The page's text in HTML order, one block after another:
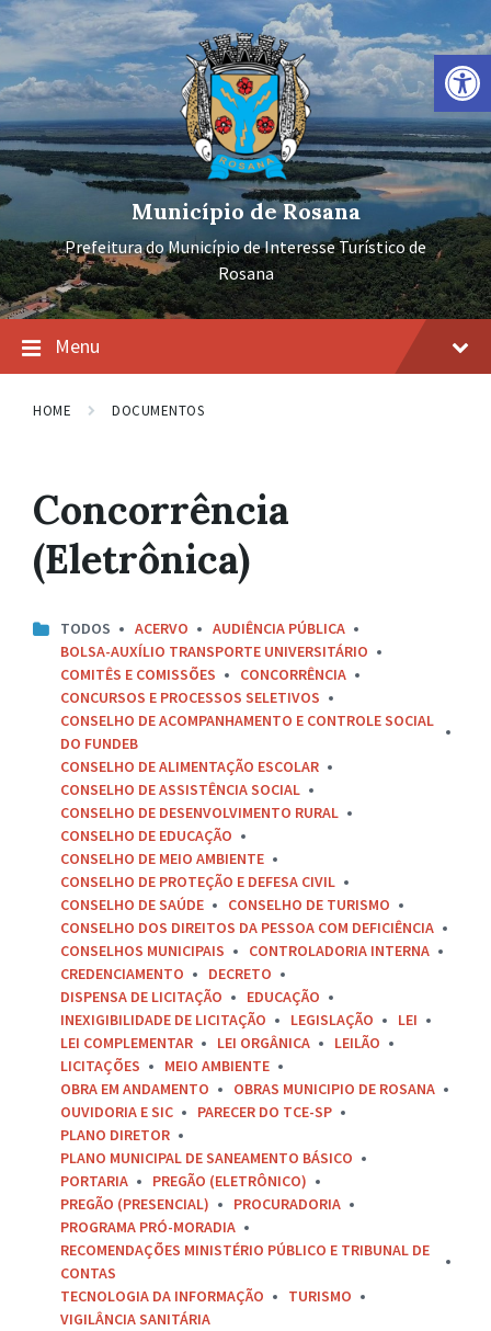
Barra de Ferramentas Aberta
Ir
para
conteúdo
Pular
para
navegação
principal
Pular
para
rodapé
Município de Rosana
Prefeitura do Município de Interesse Turístico de
Rosana
Menu
HOME DOCUMENTOS
Concorrência
(Eletrônica)
TODOS ACERVO
AUDIÊNCIA PÚBLICA
BOLSA-AUXÍLIO TRANSPORTE UNIVERSITÁRIO
COMITÊS E COMISSÕES
CONCORRÊNCIA
CONCURSOS E PROCESSOS SELETIVOS
CONSELHO DE ACOMPANHAMENTO E CONTROLE SOCIAL
DO FUNDEB
CONSELHO DE ALIMENTAÇÃO ESCOLAR
CONSELHO DE ASSISTÊNCIA SOCIAL
CONSELHO DE DESENVOLVIMENTO RURAL
CONSELHO DE EDUCAÇÃO
CONSELHO DE MEIO AMBIENTE
CONSELHO DE PROTEÇÃO E DEFESA CIVIL
CONSELHO DE SAÚDE
CONSELHO DE TURISMO
CONSELHO DOS DIREITOS DA PESSOA COM DEFICIÊNCIA
CONSELHOS MUNICIPAIS
CONTROLADORIA INTERNA
CREDENCIAMENTO
DECRETO
DISPENSA DE LICITAÇÃO
EDUCAÇÃO
INEXIGIBILIDADE DE LICITAÇÃO
LEGISLAÇÃO
LEI
LEI COMPLEMENTAR
LEI ORGÂNICA
LEILÃO
LICITAÇÕES
MEIO AMBIENTE
OBRA EM ANDAMENTO
OBRAS MUNICIPIO DE ROSANA
OUVIDORIA E SIC
PARECER DO TCE-SP
PLANO DIRETOR
PLANO MUNICIPAL DE SANEAMENTO BÁSICO
PORTARIA
PREGÃO (ELETRÔNICO)
PREGÃO (PRESENCIAL)
PROCURADORIA
PROGRAMA PRÓ-MORADIA
RECOMENDAÇÕES MINISTÉRIO PÚBLICO E TRIBUNAL DE
CONTAS
TECNOLOGIA DA INFORMAÇÃO
TURISMO
VIGILÂNCIA SANITÁRIA